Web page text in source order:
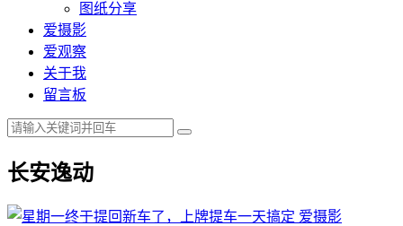
图纸分享
爱摄影
爱观察
关于我
留言板
长安逸动
爱摄影